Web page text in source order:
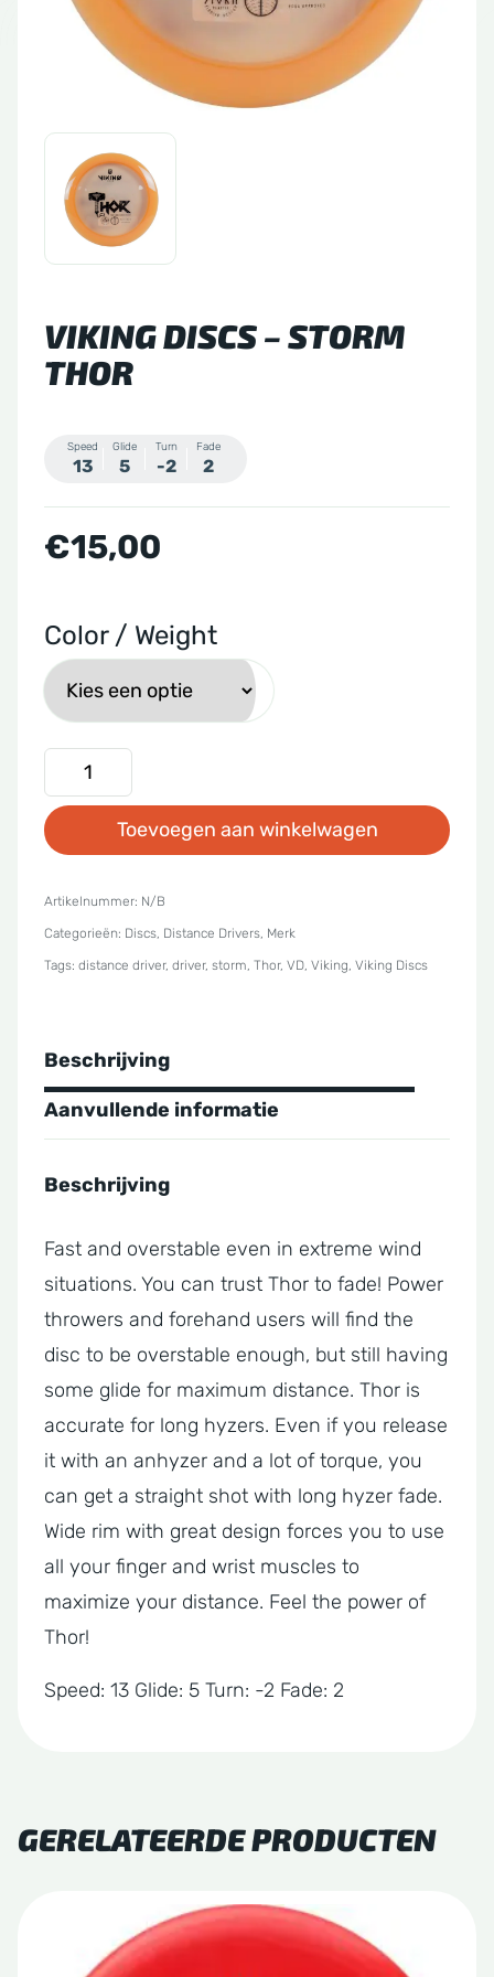
Sacs
VIKING DISCS – STORM
THOR
Speed
13
Glide
5
Turn
-2
Fade
2
€15,00
Color / Weight
Viking
Discs
-
Thor
aantal
Toevoegen aan winkelwagen
Artikelnummer: N/B
Categorieën: Discs, Distance Drivers, Merk
Tags: distance driver, driver, storm, Thor, VD, Viking, Viking Discs
Beschrijving
Aanvullende informatie
Beschrijving
Fast and overstable even in extreme wind
situations. You can trust Thor to fade! Power
throwers and forehand users will find the
disc to be overstable enough, but still having
some glide for maximum distance. Thor is
accurate for long hyzers. Even if you release
it with an anhyzer and a lot of torque, you
can get a straight shot with long hyzer fade.
Wide rim with great design forces you to use
all your finger and wrist muscles to
maximize your distance. Feel the power of
Thor!
Speed: 13 Glide: 5 Turn: -2 Fade: 2
GERELATEERDE PRODUCTEN
product